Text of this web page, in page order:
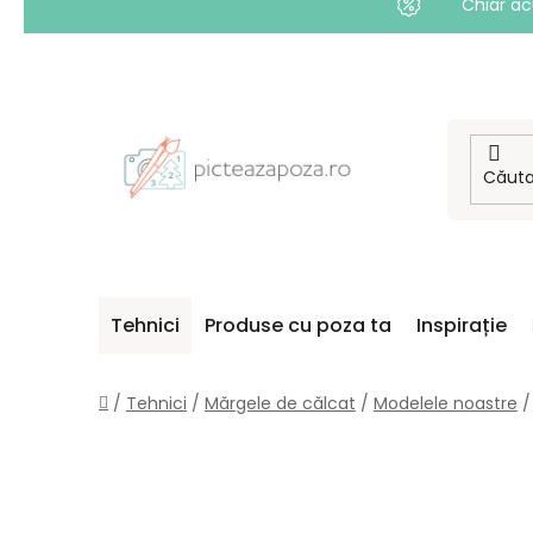
Chiar
Tehnici Produse cu poza ta Inspirație
Acasă
/ Tehnici / Mărgele de călcat / Modelele noastre /